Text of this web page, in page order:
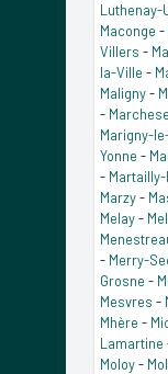
Luthenay-
Maconge -
Villers -
la-Ville -
Maligny-
-
Marigny-
Yonne -
-
Marzy-
Melay-
- Merry-
Grosne -
Mesvres -
Mhère -
Lamartine
Moloy-